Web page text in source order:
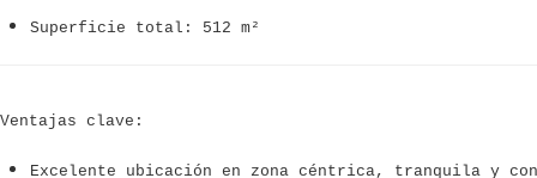
Superficie total: 512 m²
Ventajas clave:
Excelente ubicación en zona céntrica, tranquila y